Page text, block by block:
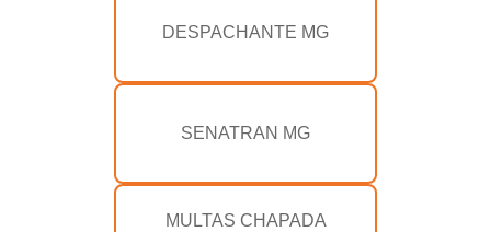
DESPACHANTE MG
SENATRAN MG
MULTAS CHAPADA